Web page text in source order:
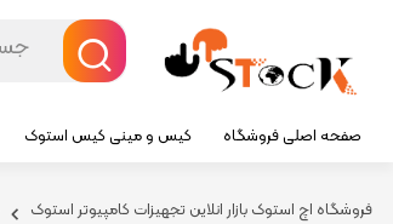
صفحه اصلی فروشگاه کیس و مینی کیس استوک
فروشگاه اچ استوک بازار انلاین تجهیزات کامپیوتر استوک